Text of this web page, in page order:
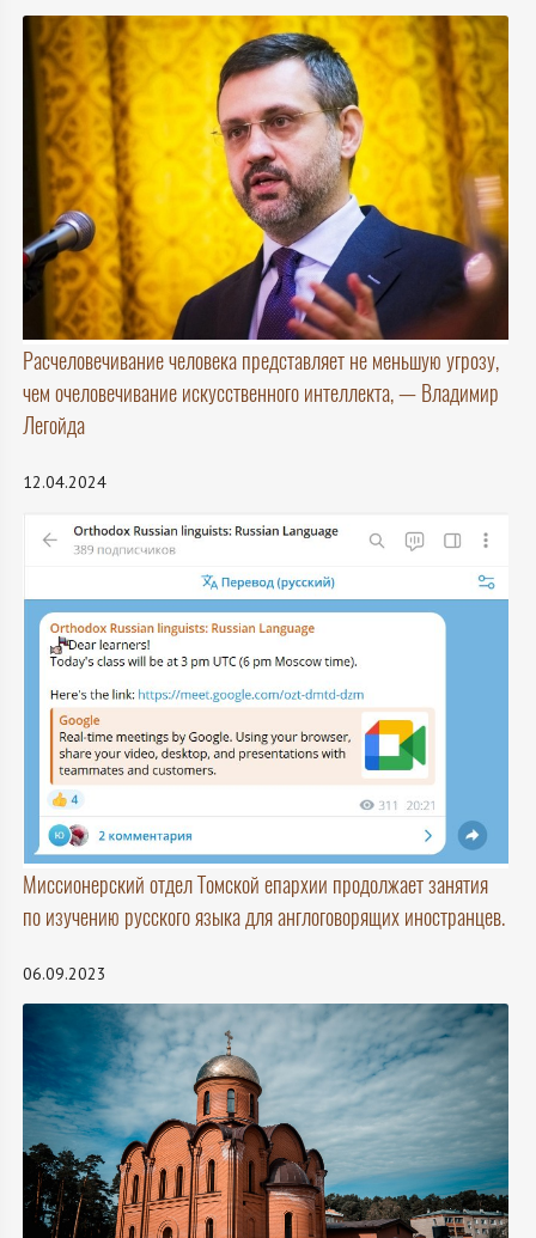
Расчеловечивание человека представляет не меньшую угрозу,
чем очеловечивание искусственного интеллекта, — Владимир
Легойда
12.04.2024
Миссионерский отдел Томской епархии продолжает занятия
по изучению русского языка для англоговорящих иностранцев.
06.09.2023